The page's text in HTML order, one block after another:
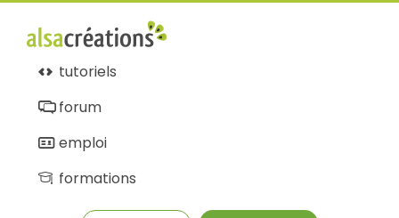
tutoriels
forum
emploi
formations